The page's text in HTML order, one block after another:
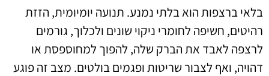
בלאי ברצפות הוא בלתי נמנע. תנועה יומיומית, הזזת
רהיטים, חשיפה לחומרי ניקוי שונים ולכלוך, גורמים
לרצפה לאבד את הברק שלה, להפוך למחוספסת או
דהויה, ואף לצבור שריטות ופגמים בולטים. מצב זה פוגע